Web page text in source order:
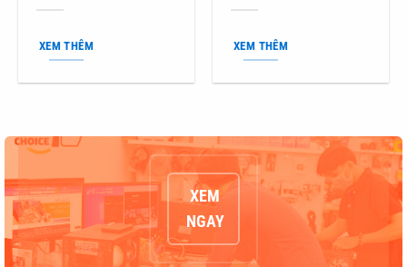
XEM THÊM XEM THÊM
XEM
NGAY